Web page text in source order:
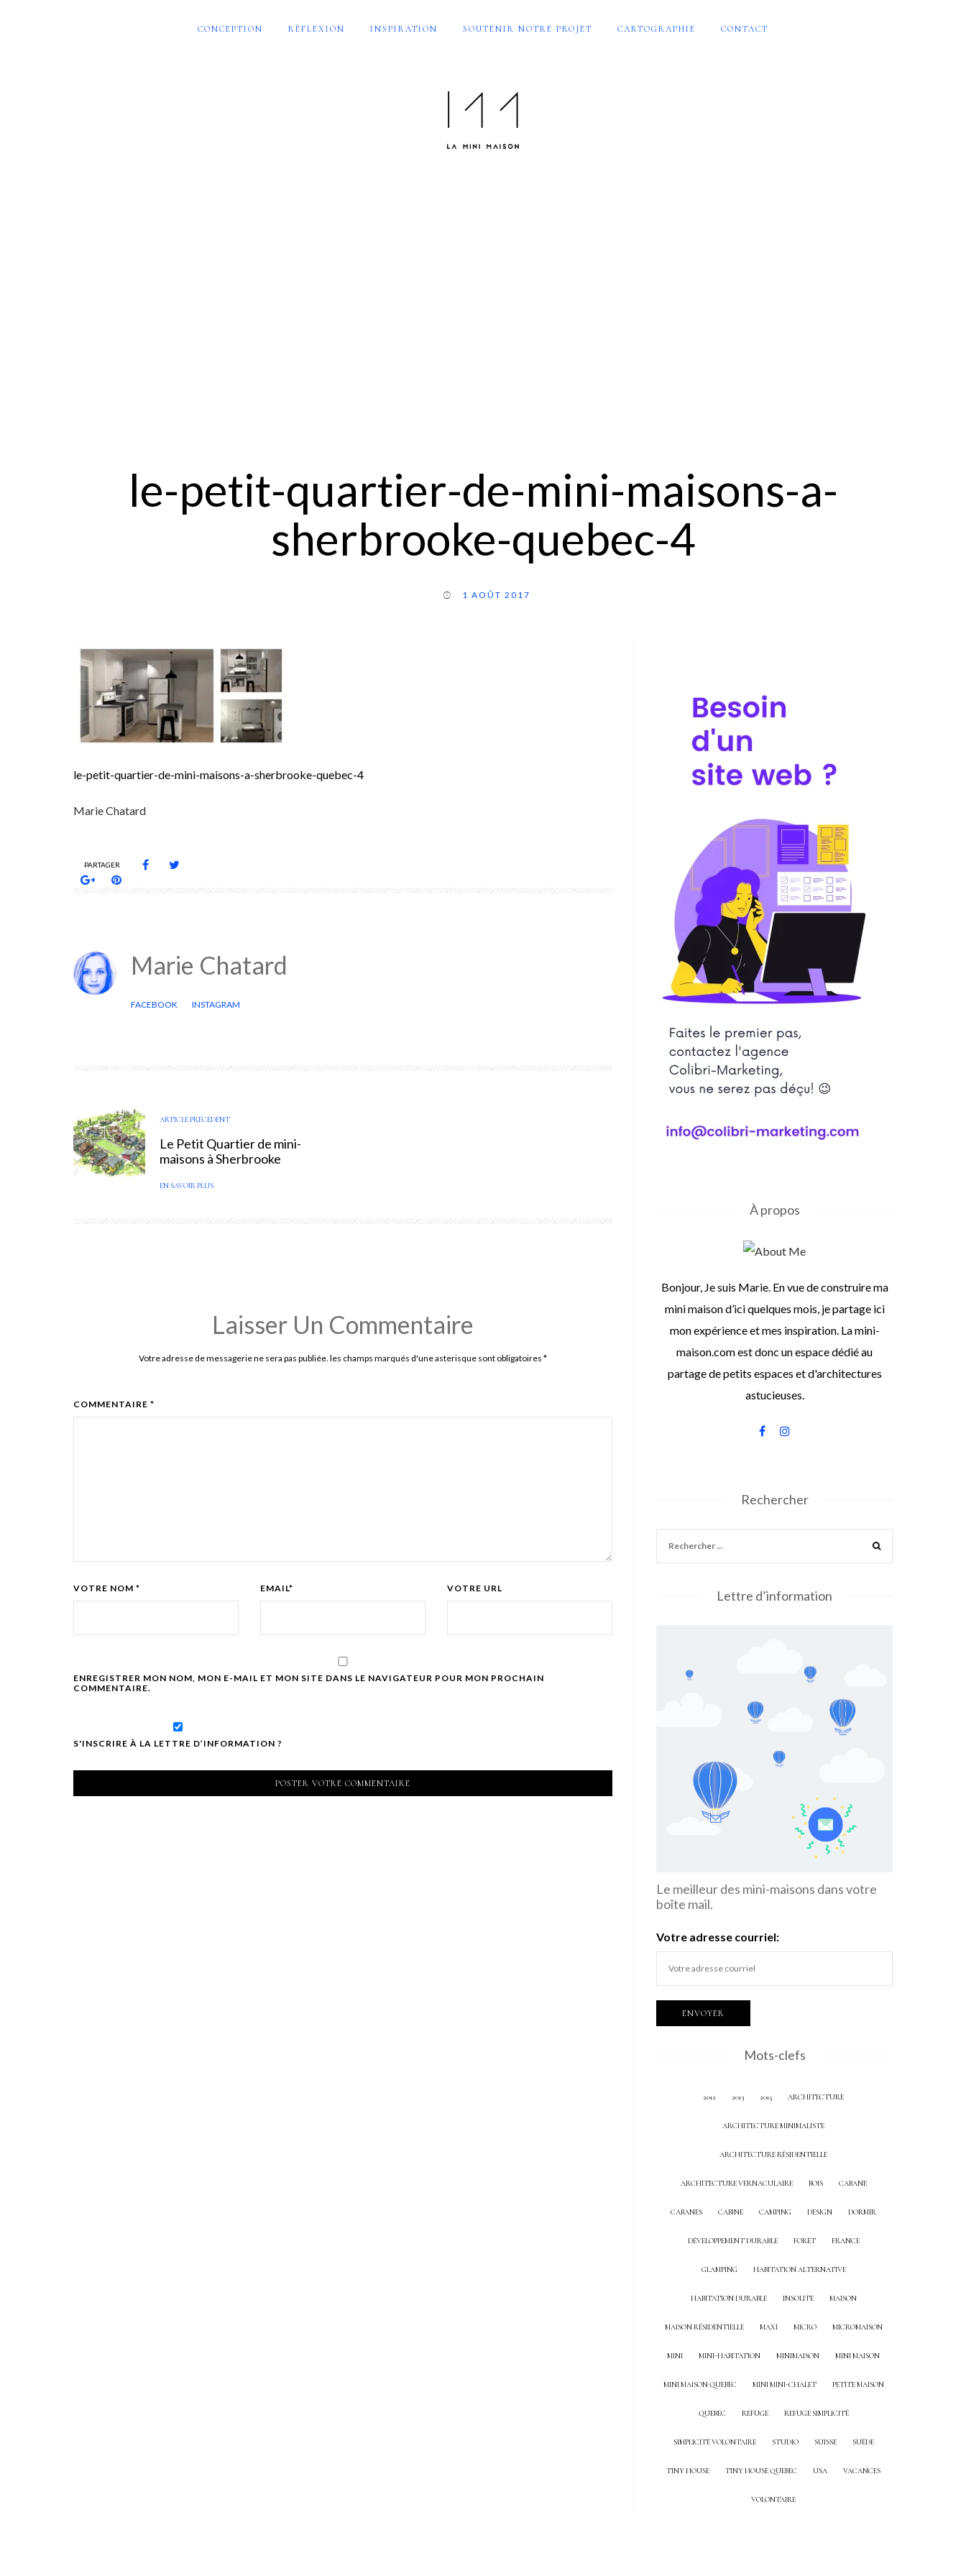
CONCEPTION RÉFLEXION INSPIRATION SOUTENIR NOTRE PROJET CARTOGRAPHIE CONTACT
le-petit-quartier-de-mini-maisons-a-
sherbrooke-quebec-4
1 AOÛT 2017
le-petit-quartier-de-mini-maisons-a-sherbrooke-quebec-4
Marie Chatard
PARTAGER
Marie Chatard
FACEBOOK INSTAGRAM
ARTICLE PRÉCÉDENT
Le Petit Quartier de mini-
maisons à Sherbrooke
EN SAVOIR PLUS
Laisser Un Commentaire
Votre adresse de messagerie ne sera pas publiée. les champs marqués d'une asterisque sont obligatoires *
COMMENTAIRE *
VOTRE NOM * EMAIL* VOTRE URL
ENREGISTRER MON NOM, MON E-MAIL ET MON SITE DANS LE NAVIGATEUR POUR MON PROCHAIN
COMMENTAIRE.
S'INSCRIRE À LA LETTRE D’INFORMATION ?
À propos
Bonjour, Je suis Marie. En vue de construire ma
mini maison d’ici quelques mois, je partage ici
mon expérience et mes inspiration. La mini-
maison.com est donc un espace dédié au
partage de petits espaces et d'architectures
astucieuses.
Rechercher
Lettre d’information
Le meilleur des mini-maisons dans votre
boîte mail.
Votre adresse courriel:
Mots-clefs
2012 2013 2015 ARCHITECTURE
ARCHITECTURE MINIMALISTE
ARCHITECTURE RÉSIDENTIELLE
ARCHITECTURE VERNACULAIRE BOIS CABANE
CABANES CABINE CAMPING DESIGN DORMIR
DÉVELOPPEMENT DURABLE FORÊT FRANCE
GLAMPING HABITATION ALTERNATIVE
HABITATION DURABLE INSOLITE MAISON
MAISON RÉSIDENTIELLE MAXI MICRO MICROMAISON
MINI MINI-HABITATION MINIMAISON MINI MAISON
MINI MAISON QUEBEC MINI MINI-CHALET PETITE MAISON
QUEBEC REFUGE REFUGE SIMPLICITÉ
SIMPLICITÉ VOLONTAIRE STUDIO SUISSE SUÈDE
TINY HOUSE TINY HOUSE QUEBEC USA VACANCES
VOLONTAIRE